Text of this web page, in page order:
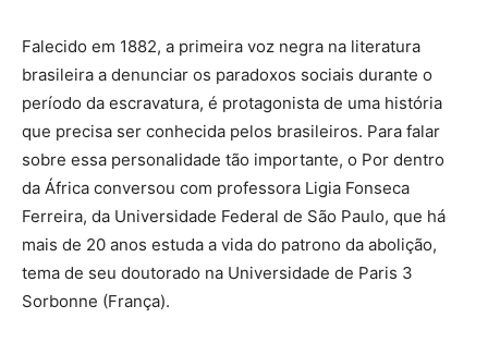
Falecido em 1882, a primeira voz negra na literatura
brasileira a denunciar os paradoxos sociais durante o
período da escravatura, é protagonista de uma história
que precisa ser conhecida pelos brasileiros. Para falar
sobre essa personalidade tão importante, o Por dentro
da África conversou com professora Ligia Fonseca
Ferreira, da Universidade Federal de São Paulo, que há
mais de 20 anos estuda a vida do patrono da abolição,
tema de seu doutorado na Universidade de Paris 3
Sorbonne (França).